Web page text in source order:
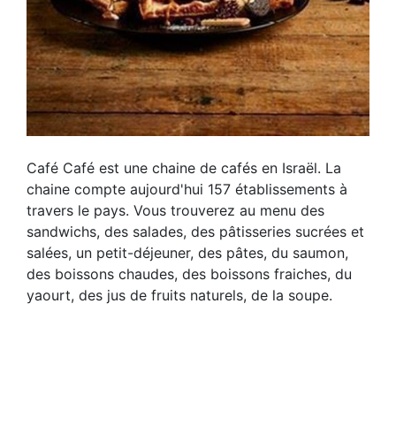
Café Café est une chaine de cafés en Israël. La
chaine compte aujourd'hui 157 établissements à
travers le pays. Vous trouverez au menu des
sandwichs, des salades, des pâtisseries sucrées et
salées, un petit-déjeuner, des pâtes, du saumon,
des boissons chaudes, des boissons fraiches, du
yaourt, des jus de fruits naturels, de la soupe.